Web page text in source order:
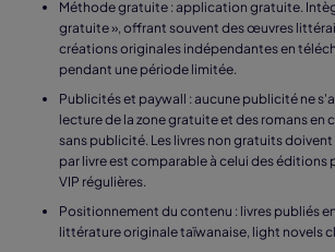
Méthode gratuite : application gratuite.
gratuite », offrant souvent des œuvres
créations originales indépendantes en
pendant une période limitée.
Publicités et paywall : aucune publicité ne
lecture de la zone gratuite et des romans en
sans publicité. Les livres non gratuits
par livre est comparable à celui des éditions
VIP régulières.
Positionnement du contenu : livres publiés
littérature originale taïwanaise, light novels